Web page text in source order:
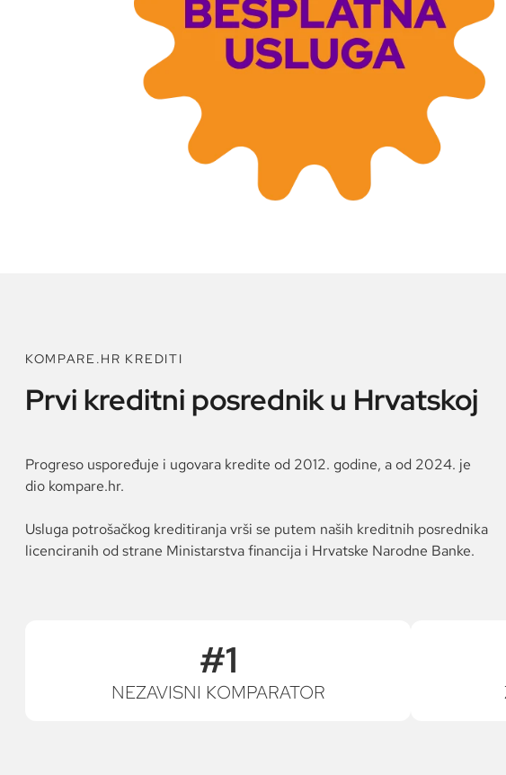
KOMPARE.HR KREDITI
Prvi kreditni posrednik u Hrvatskoj
Progreso uspoređuje i ugovara kredite od 2012. godine, a od 2024. je
dio kompare.hr.
Usluga potrošačkog kreditiranja vrši se putem naših kreditnih posrednika
licenciranih od strane Ministarstva financija i Hrvatske Narodne Banke.
#1
NEZAVISNI KOMPARATOR